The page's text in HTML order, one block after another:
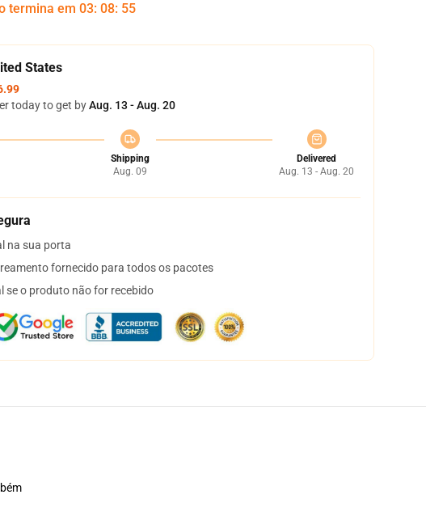
termina em 03: 08: 54
States
today to get byAug. 13 - Aug. 20
Shipping
Aug. 09
Delivered
Aug. 13 - Aug. 20
na sua porta
fornecido para todos os pacotes
se o produto não for recebido